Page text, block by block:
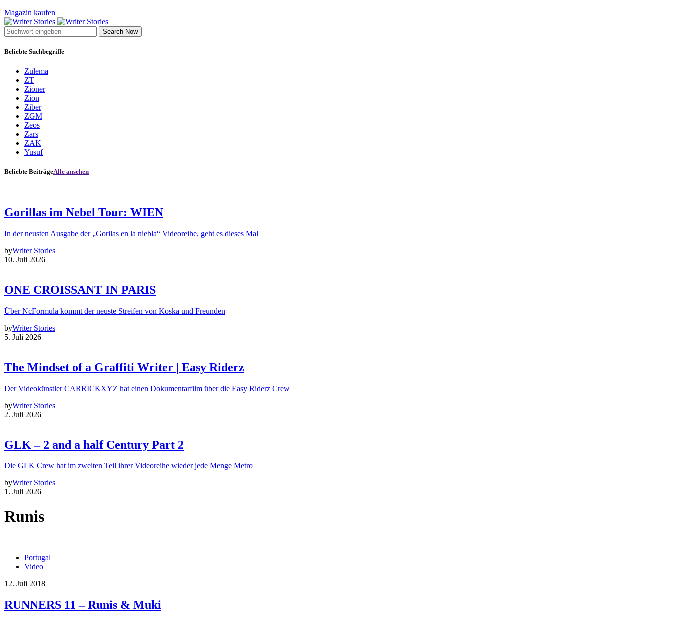
Magazin kaufen
Search Now
Beliebte Suchbegriffe
Zulema
ZT
Zioner
Zion
Ziber
ZGM
Zeos
Zars
ZAK
Yusuf
Beliebte BeiträgeAlle ansehen
Gorillas im Nebel Tour: WIEN
In der neusten Ausgabe der „Gorilas en la niebla“ Videoreihe, geht es dieses Mal
byWriter Stories
10. Juli 2026
ONE CROISSANT IN PARIS
Über NcFormula kommt der neuste Streifen von Koska und Freunden
byWriter Stories
5. Juli 2026
The Mindset of a Graffiti Writer | Easy Riderz
Der Videokünstler CARRICKXYZ hat einen Dokumentarfilm über die Easy Riderz Crew
byWriter Stories
2. Juli 2026
GLK – 2 and a half Century Part 2
Die GLK Crew hat im zweiten Teil ihrer Videoreihe wieder jede Menge Metro
byWriter Stories
1. Juli 2026
Runis
Portugal
Video
12. Juli 2018
RUNNERS 11 – Runis & Muki